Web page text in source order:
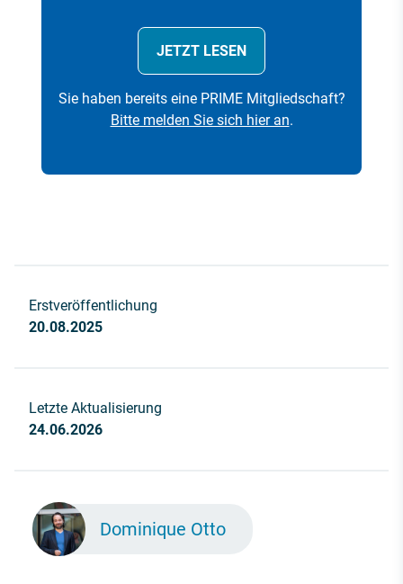
JETZT LESEN
Sie haben bereits eine PRIME Mitgliedschaft?
Bitte melden Sie sich hier an.
Erstveröffentlichung
20.08.2025
Letzte Aktualisierung
24.06.2026
Dominique Otto